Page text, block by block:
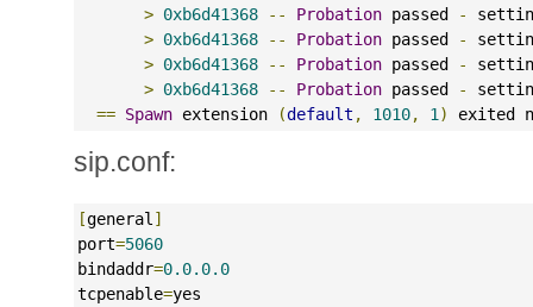
> 0xb6d41368 -- Probation passed -
> 0xb6d41368 -- Probation passed -
> 0xb6d41368 -- Probation passed -
> 0xb6d41368 -- Probation passed -
== Spawn extension (default , 1010, 1 ) exited
sip.conf:
[general ]
port=5060
bindaddr=0.0.0.0
tcpenable=yes